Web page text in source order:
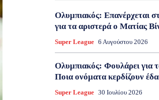
Ολυμπιακός: Επανέρχεται
για τα αριστερά ο Ματίας
Super League 6 Αυγούστου 2026
Ολυμπιακός: Φουλάρει για
Ποια ονόματα κερδίζουν
Super League 30 Ιουλίου 2026